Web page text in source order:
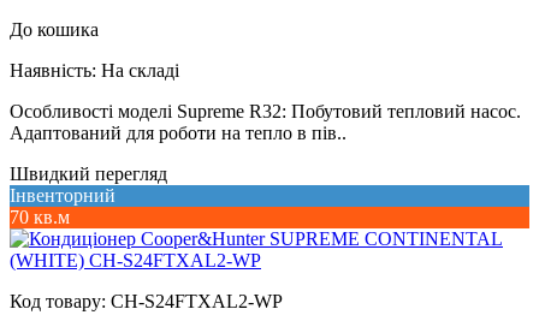
До кошика
Наявність: На складі
Особливості моделі Supreme R32: Побутовий тепловий насос.
Адаптований для роботи на тепло в пів..
Швидкий перегляд
Інвенторний
70 кв.м
Код товару: CH-S24FTXAL2-WP